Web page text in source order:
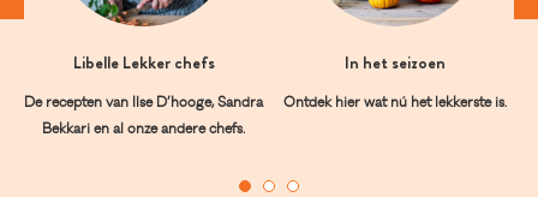
Libelle Lekker chefs
De recepten van Ilse D’hooge, Sandra
Bekkari en al onze andere chefs.
In het seizoen
Ontdek hier wat nú het lekkerste is.